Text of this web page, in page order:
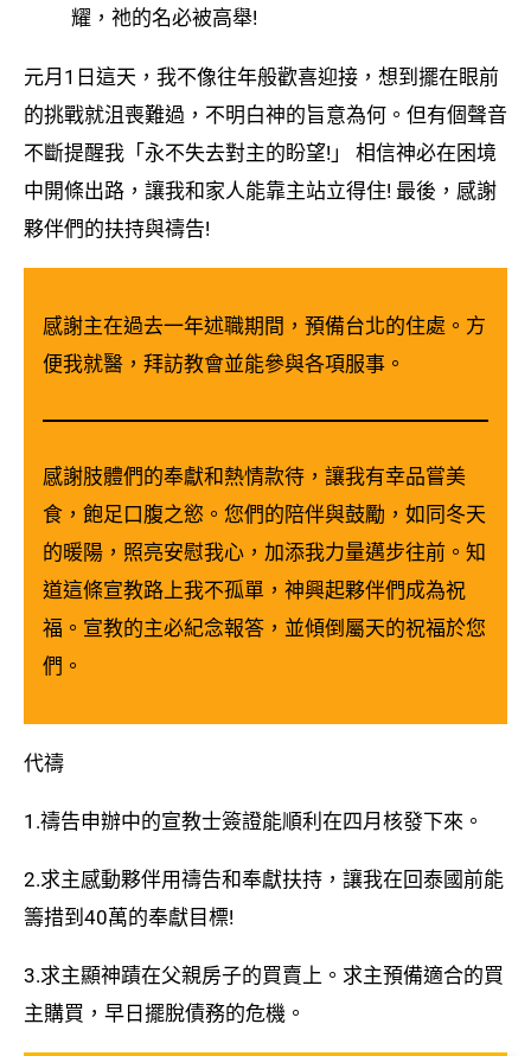
耀，祂的名必被高舉!
元月1日這天，我不像往年般歡喜迎接，想到擺在眼前
的挑戰就沮喪難過，不明白神的旨意為何。但有個聲音
不斷提醒我「永不失去對主的盼望!」 相信神必在困境
中開條出路，讓我和家人能靠主站立得住! 最後，感謝
夥伴們的扶持與禱告!
感謝主在過去一年述職期間，預備台北的住處。方
便我就醫，拜訪教會並能參與各項服事。
感謝肢體們的奉獻和熱情款待，讓我有幸品嘗美
食，飽足口腹之慾。您們的陪伴與鼓勵，如同冬天
的暖陽，照亮安慰我心，加添我力量邁步往前。知
道這條宣教路上我不孤單，神興起夥伴們成為祝
福。宣教的主必紀念報答，並傾倒屬天的祝福於您
們。
代禱
1.禱告申辦中的宣教士簽證能順利在四月核發下來。
2.求主感動夥伴用禱告和奉獻扶持，讓我在回泰國前能
籌措到40萬的奉獻目標!
3.求主顯神蹟在父親房子的買賣上。求主預備適合的買
主購買，早日擺脫債務的危機。